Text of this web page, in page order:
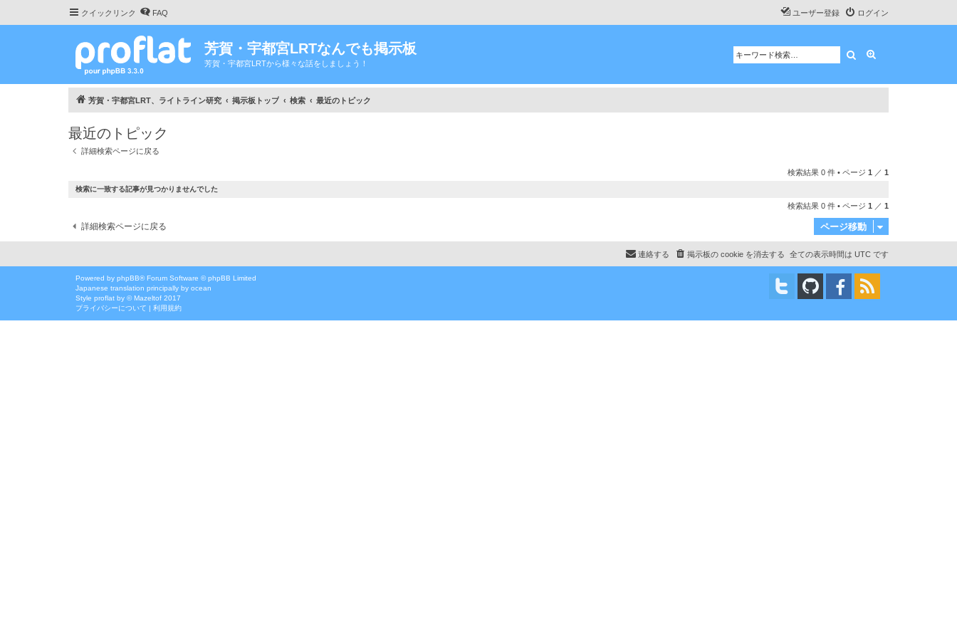
クイックリンク FAQ ログイン
ユーザー登録
芳賀・宇都宮LRTなんでも掲示板
芳賀・宇都宮LRTから様々な話をしましょう！
検索
芳賀・宇都宮LRT、ライトライン研究 掲示板トップ 検索 最近のトピック
最近のトピック
詳細検索ページに戻る
検索結果 0 件 • ページ 1 ／ 1
検索に一致する記事が見つかりませんでした
検索結果 0 件 • ページ 1 ／ 1
詳細検索ページに戻る ページ移動
全ての表示時間は UTC です
掲示板の cookie を消去する
連絡する
Powered by phpBB® Forum Software © phpBB Limited
Japanese translation principally by ocean
Style proflat by ©Mazeltof 2017
プライバシーについて | 利用規約